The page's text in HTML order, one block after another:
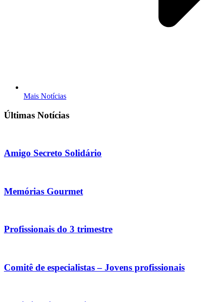
Mais Notícias
Últimas Notícias
Amigo Secreto Solidário
Memórias Gourmet
Profissionais do 3 trimestre
Comitê de especialistas – Jovens profissionais